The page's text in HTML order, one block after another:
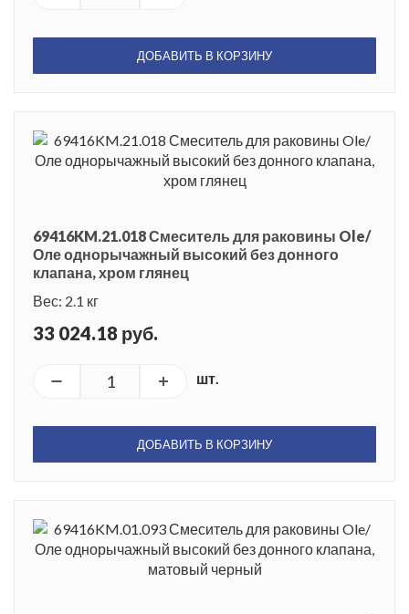
ДОБАВИТЬ В КОРЗИНУ
69416KM.21.018 Смеситель для раковины Ole/
Оле однорычажный высокий без донного
клапана, хром глянец
Вес: 2.1 кг
33 024.18 руб.
шт.
ДОБАВИТЬ В КОРЗИНУ